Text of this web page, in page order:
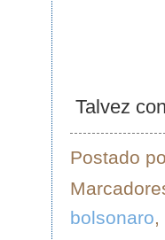
Talvez
Postado
bolsonaro,